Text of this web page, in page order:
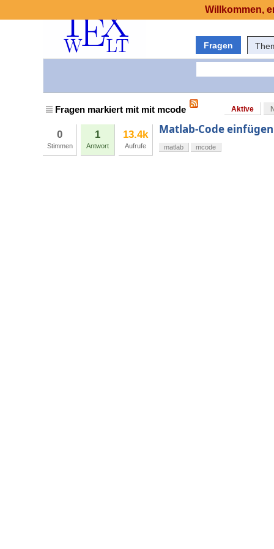
Fragen
Fragen markiert mit mit mcode Aktive
0
Stimmen
1
Antwort
13.4k
Aufrufe
Matlab-Code einfügen
matlab mcode
Willkommen,